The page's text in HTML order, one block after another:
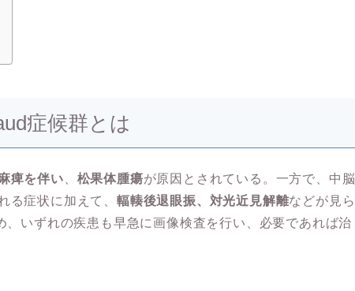
症候群とは
痺を伴い 松果体腫瘍が原因とされている。一方で、中脳
る症状に加えて、 輻輳後退眼振、対光近見解離などが見ら
、いずれの疾患も早急に画像検査を行い、必要であれば治